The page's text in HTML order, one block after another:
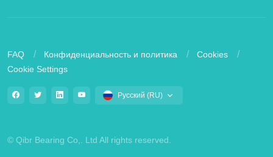
FAQ Конфиденциальность и политика
Cookies
Cookie Settings
Русский (RU)
© Qibr Bearing Co,. Ltd All rights reserved.